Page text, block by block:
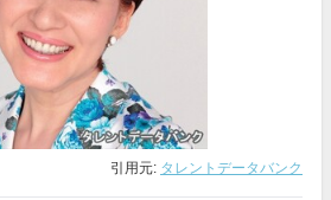
引用元: タレントデータバンク